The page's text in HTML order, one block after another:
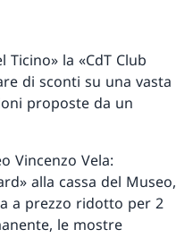
la «CdT Club
di sconti su una vasta
proposte da un
Vincenzo Vela:
alla cassa del Museo,
a prezzo ridotto per 2
le mostre